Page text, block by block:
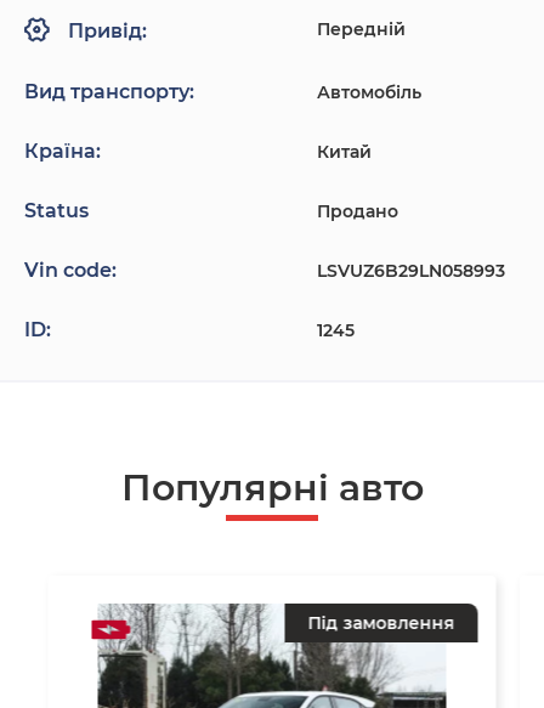
Привід: Передній
Вид транспорту: Автомобіль
Країна: Китай
Status Продано
Vin code: LSVUZ6B29LN058993
ID: 1245
Популярнi авто
Під замовлення